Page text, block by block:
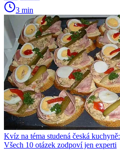
3 min
Kvíz na téma studená česká
Všech 10 otázek zodpoví jen experti